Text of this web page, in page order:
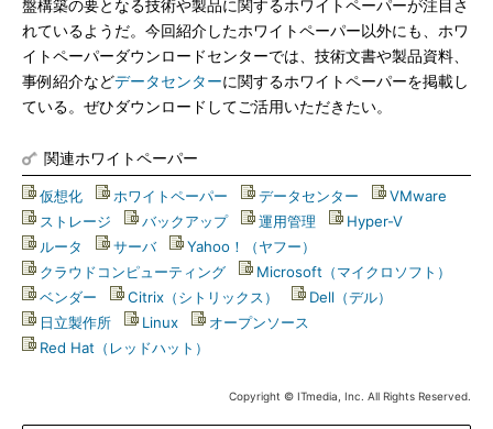
盤構築の要となる技術や製品に関するホワイトペーパーが注目さ
れているようだ。今回紹介したホワイトペーパー以外にも、ホワ
イトペーパーダウンロードセンターでは、技術文書や製品資料、
事例紹介などデータセンターに関するホワイトペーパーを掲載し
ている。ぜひダウンロードしてご活用いただきたい。
関連ホワイトペーパー
仮想化 ホワイトペーパー データセンター VMware
ストレージ
バックアップ| 運用管理 Hyper-V
ルータ
サーバ| Yahoo！（ヤフー）
クラウドコンピューティング
Microsoft（マイクロソフト）
ベンダー
Citrix（シトリックス） Dell（デル）
日立製作所
Linux オープンソース
Red Hat（レッドハット）
Copyright © ITmedia, Inc. All Rights Reserved.